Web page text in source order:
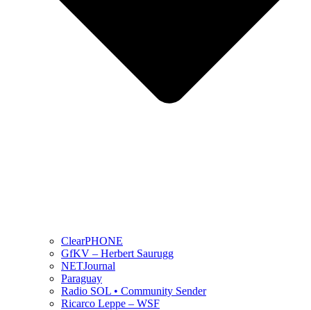
ClearPHONE
GfKV – Herbert Saurugg
NETJournal
Paraguay
Radio SOL • Community Sender
Ricarco Leppe – WSF